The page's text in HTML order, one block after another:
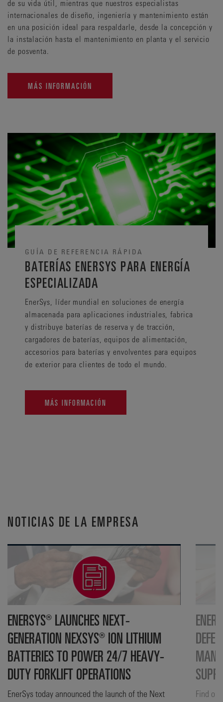
de su vida útil, mientras que nuestros especialistas
internacionales de diseño, ingeniería y mantenimiento están
en una posición ideal para respaldarle, desde la concepción y
la instalación hasta el mantenimiento en planta y el servicio
de posventa.
MÁS INFORMACIÓN
GUÍA DE REFERENCIA RÁPIDA
BATERÍAS ENERSYS PARA ENERGÍA
ESPECIALIZADA
EnerSys, líder mundial en soluciones de energía
almacenada para aplicaciones industriales, fabrica
y distribuye baterías de reserva y de tracción,
cargadores de baterías, equipos de alimentación,
accesorios para baterías y envolventes para equipos
de exterior para clientes de todo el mundo.
MÁS INFORMACIÓN
NOTICIAS DE LA EMPRESA
ENERSYS® LAUNCHES NEXT-
GENERATION NEXSYS® ION LITHIUM
BATTERIES TO POWER 24/7 HEAVY-
DUTY FORKLIFT OPERATIONS
EnerSys today announced the launch of the Next
Find